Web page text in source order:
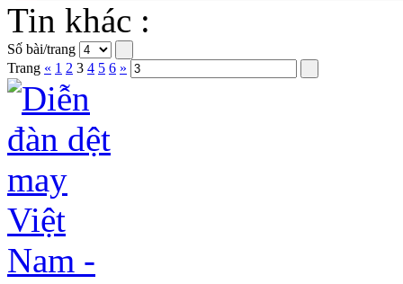
Tin khác :
Số bài/trang
Trang « 1 2 3 4 5 6 »